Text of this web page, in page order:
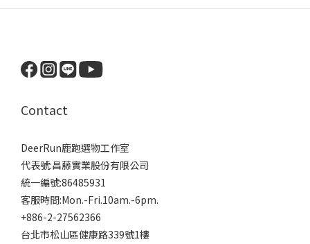
Contact
DeerRun鹿跑選物工作室
代表號:昌藤實業股份有限公司
統一編號:86485931
客服時間:Mon.-Fri.10am.-6pm.
+886-2-27562366
台北市松山區健康路339號1樓